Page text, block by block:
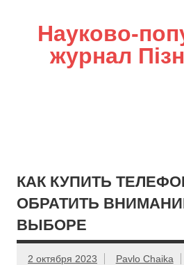
Науково-
журнал
КАК КУПИТЬ
ОБРАТИТЬ
ВЫБОРЕ
2 октября 2023 Pavlo Chaika